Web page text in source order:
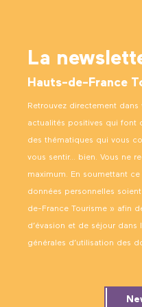
La
Hauts-de-France
Retrouvez directement
actualités positives qui font
des thématiques qui vous
vous sentir… bien. Vous ne
maximum. En soumettant
données personnelles
de-France Tourisme » afin
d’évasion et de séjour dans
générales d’utilisation des